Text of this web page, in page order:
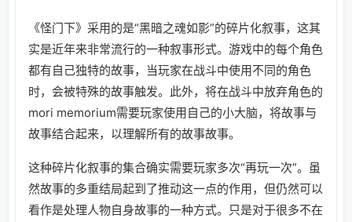
《怪门下》采用的是“黑暗之魂如影”的碎片化叙事，这其
实是近年来非常流行的一种叙事形式。游戏中的每个角色
都有自己独特的故事，当玩家在战斗中使用不同的角色
时，会被特殊的故事触发。此外，将在战斗中放弃角色的
mori memorium需要玩家使用自己的小大脑，将故事与
故事结合起来，以理解所有的故事故事。
这种碎片化叙事的集合确实需要玩家多次“再玩一次”。虽
然故事的多重结局起到了推动这一点的作用，但仍然可以
看作是处理人物自身故事的一种方式。只是对于很多不在